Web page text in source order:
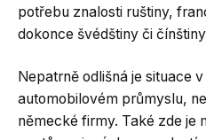
potřebu znalosti ruštiny,
dokonce švédštiny či
Nepatrně odlišná je situace
automobilovém průmyslu,
německé firmy. Také zde je